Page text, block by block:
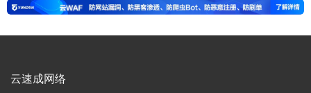
云速成网络